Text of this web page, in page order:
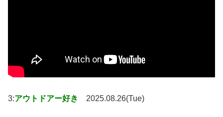
3:アウトドアー好き 2025.08.26(Tue)